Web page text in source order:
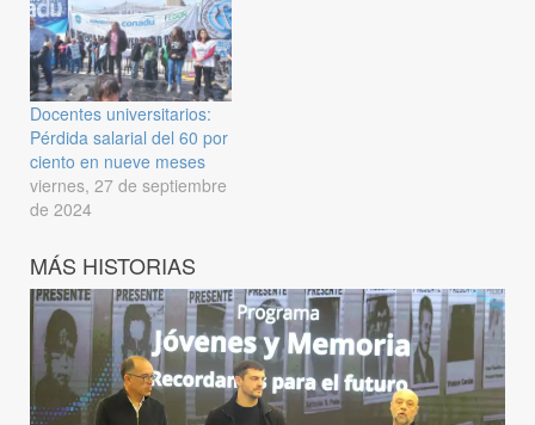
Docentes universitarios:
Pérdida salarial del 60 por
ciento en nueve meses
viernes, 27 de septiembre
de 2024
MÁS HISTORIAS